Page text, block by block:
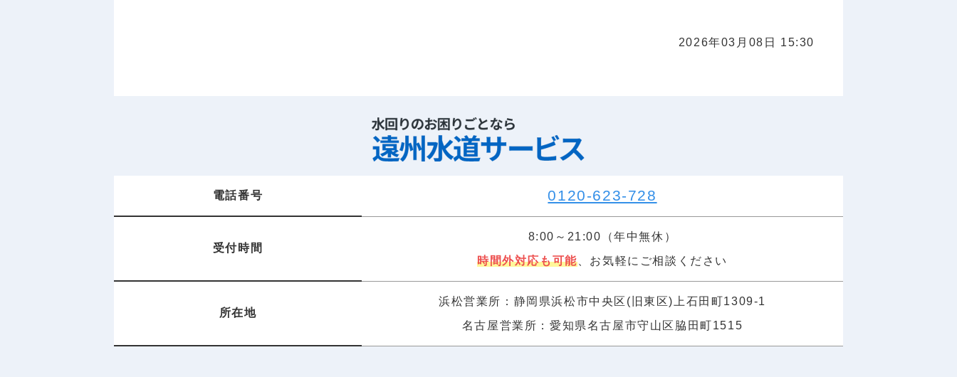
2026年03月08日 15:30
電話番号 0120-623-728
受付時間
8:00～21:00（年中無休）
時間外対応も可能、お気軽にご相談ください
所在地
浜松営業所：静岡県浜松市中央区(旧東区)上石田町1309-1
名古屋営業所：愛知県名古屋市守山区脇田町1515